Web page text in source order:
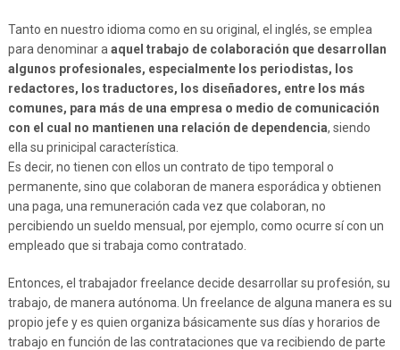
Tanto en nuestro idioma como en su original, el inglés, se emplea
para denominar a aquel trabajo de colaboración que desarrollan
algunos profesionales, especialmente los periodistas, los
redactores, los traductores, los diseñadores, entre los más
comunes, para más de una empresa o medio de comunicación
con el cual no mantienen una relación de dependencia, siendo
ella su prinicipal característica.
Es decir, no tienen con ellos un contrato de tipo temporal o
permanente, sino que colaboran de manera esporádica y obtienen
una paga, una remuneración cada vez que colaboran, no
percibiendo un sueldo mensual, por ejemplo, como ocurre sí con un
empleado que si trabaja como contratado.
Entonces, el trabajador freelance decide desarrollar su profesión, su
trabajo, de manera autónoma. Un freelance de alguna manera es su
propio jefe y es quien organiza básicamente sus días y horarios de
trabajo en función de las contrataciones que va recibiendo de parte